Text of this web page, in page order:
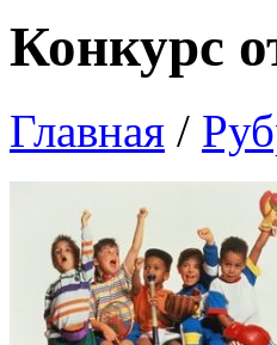
Конкурс
Главная /